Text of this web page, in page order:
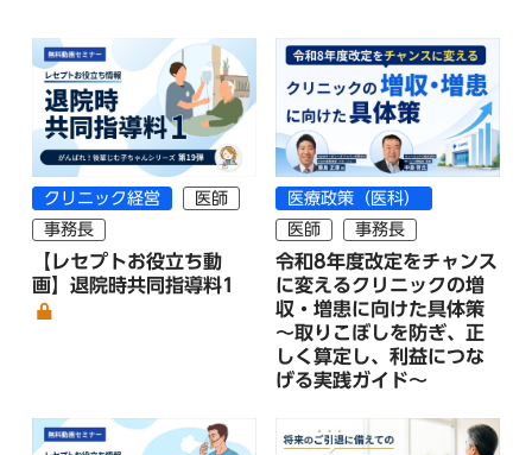
クリニック経営
医師
事務長
【レセプトお役立ち動
画】退院時共同指導料1
医療政策（医科）
医師
事務長
令和8年度改定をチャンス
に変えるクリニックの増
収・増患に向けた具体策
～取りこぼしを防ぎ、正
しく算定し、利益につな
げる実践ガイド～